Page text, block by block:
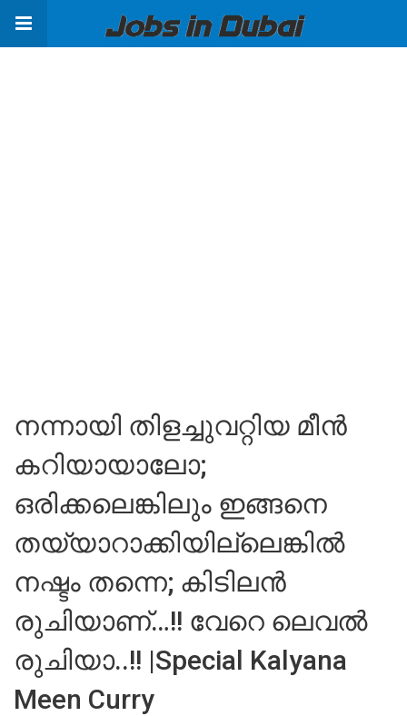
നന്നായി തിളച്ചുവറ്റിയ മീൻ
കറിയായാലോ;
ഒരിക്കലെങ്കിലും ഇങ്ങനെ
തയ്യാറാക്കിയില്ലെങ്കിൽ
നഷ്ടം തന്നെ; കിടിലൻ
രുചിയാണ്…!! വേറെ ലെവൽ
രുചിയാ..!! |Special Kalyana
Meen Curry